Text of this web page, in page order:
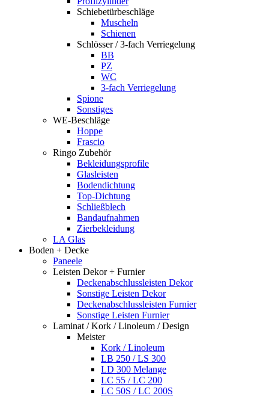
Schiebetürbeschläge
Muscheln
Schienen
Schlösser / 3-fach Verriegelung
BB
PZ
WC
3-fach Verriegelung
Spione
Sonstiges
WE-Beschläge
Hoppe
Frascio
Ringo Zubehör
Bekleidungsprofile
Glasleisten
Bodendichtung
Top-Dichtung
Schließblech
Bandaufnahmen
Zierbekleidung
LA Glas
Boden + Decke
Paneele
Leisten Dekor + Furnier
Deckenabschlussleisten Dekor
Sonstige Leisten Dekor
Deckenabschlussleisten Furnier
Sonstige Leisten Furnier
Laminat / Kork / Linoleum / Design
Meister
Kork / Linoleum
LB 250 / LS 300
LD 300 Melange
LC 55 / LC 200
LC 50S / LC 200S